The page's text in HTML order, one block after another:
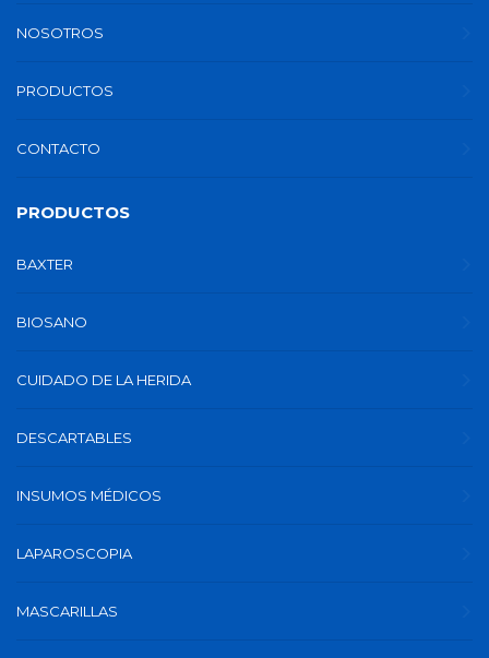
NOSOTROS
PRODUCTOS
CONTACTO
PRODUCTOS
BAXTER
BIOSANO
CUIDADO DE LA HERIDA
DESCARTABLES
INSUMOS MÉDICOS
LAPAROSCOPIA
MASCARILLAS